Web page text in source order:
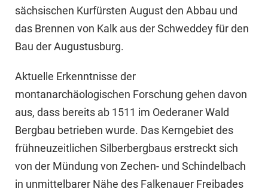
sächsischen Kurfürsten August den Abbau und
das Brennen von Kalk aus der Schweddey für den
Bau der Augustusburg.
Aktuelle Erkenntnisse der
montanarchäologischen Forschung gehen davon
aus, dass bereits ab 1511 im Oederaner Wald
Bergbau betrieben wurde. Das Kerngebiet des
frühneuzeitlichen Silberbergbaus erstreckt sich
von der Mündung von Zechen- und Schindelbach
in unmittelbarer Nähe des Falkenauer Freibades